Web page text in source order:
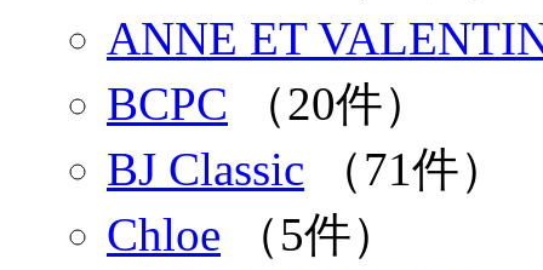
ANNE ET
BCPC （20件）
BJ Classic （71件）
Chloe （5件）